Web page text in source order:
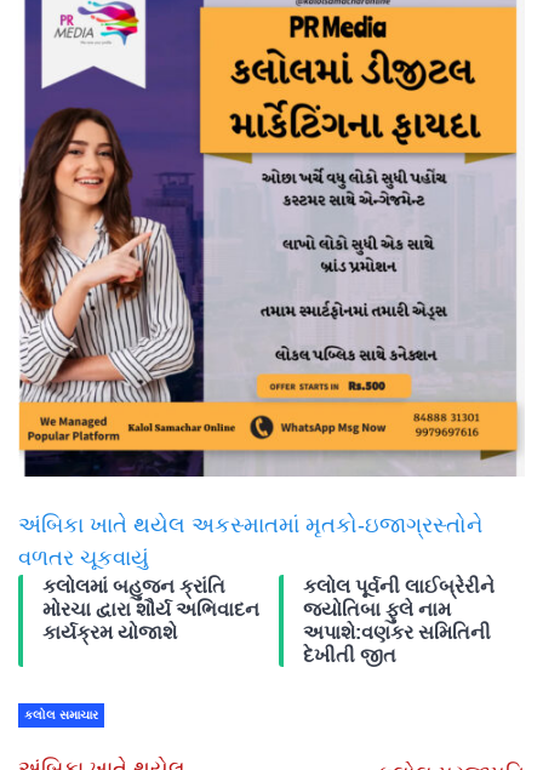
અંબિકા ખાતે થયેલ અકસ્માતમાં મૃતકો-ઇજાગ્રસ્તોને
વળતર ચૂકવાયું
કલોલમાં બહુજન ક્રાંતિ
મોરચા દ્વારા શૌર્ય અભિવાદન
કાર્યક્રમ યોજાશે
કલોલ પૂર્વની લાઈબ્રેરીને
જ્યોતિબા ફુલે નામ
અપાશે:વણકર સમિતિની
દેખીતી જીત
કલોલ સમાચાર